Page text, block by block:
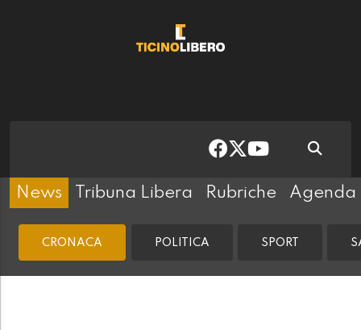
News Tribuna Libera Rubriche Agenda
CRONACA POLITICA SPORT